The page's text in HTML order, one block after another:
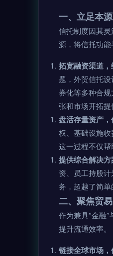
一、立足本
信托制度因其
源，将信托功能
拓宽融资渠道
题，外贸信托
券化等多种合
张和市场开拓提
盘活存量资产
权、基础设施
这一过程不仅
提供综合解决
资、员工持股
务，超越了简单
二、聚焦贸
作为兼具“金融
提升流通效率。
链接全球市场